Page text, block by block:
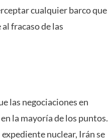
cualquier barco que
fracaso de las
las negociaciones en
la mayoría de los puntos.
nuclear, Irán se